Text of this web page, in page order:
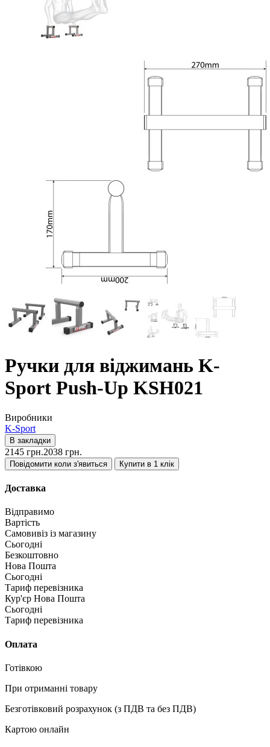
Ручки для віджимань K-
Sport Push-Up KSH021
Виробники
K-Sport
В закладки
2145 грн.2038 грн.
Повідомити коли з'явиться Купити в 1 клік
Доставка
Відправимо
Вартість
Самовивіз із магазину
Сьогодні
Безкоштовно
Нова Пошта
Сьогодні
Тариф перевізника
Кур'єр Нова Пошта
Сьогодні
Тариф перевізника
Оплата
Готівкою
При отриманні товару
Безготівковий розрахунок (з ПДВ та без ПДВ)
Картою онлайн